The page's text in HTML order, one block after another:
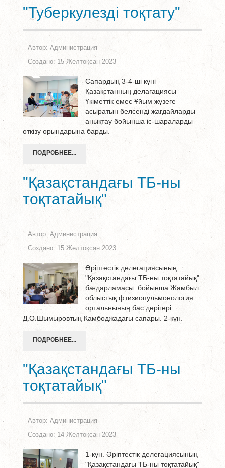
"Туберкулезді тоқтату"
Автор: Администрация
Создано: 15 Желтоқсан 2023
Сапардың 3-4-ші күні
Қазақстанның делагациясы
Үкіметтік емес Ұйым жүзеге
асыратын белсенді жағдайларды
анықтау бойынша іс-шараларды
өткізу орындарына барды.
ПОДРОБНЕЕ...
"Қазақстандағы ТБ-ны
тоқтатайық"
Автор: Администрация
Создано: 15 Желтоқсан 2023
Әріптестік делегациясының
"Қазақстандағы ТБ-ны тоқтатайық"
бағдарламасы бойынша Жамбыл
облыстық фтизиопульмонология
орталығының бас дәрігері
Д.О.Шымыровтың Камбоджадағы сапары. 2-күн.
ПОДРОБНЕЕ...
"Қазақстандағы ТБ-ны
тоқтатайық"
Автор: Администрация
Создано: 14 Желтоқсан 2023
1-күн. Әріптестік делегациясының
"Қазақстандағы ТБ-ны тоқтатайық"